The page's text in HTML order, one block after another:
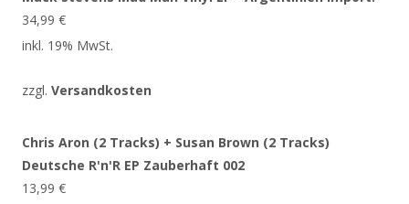
34,99 €
inkl. 19% MwSt.
zzgl. Versandkosten
Chris Aron (2 Tracks) + Susan Brown (2 Tracks)
Deutsche R'n'R EP Zauberhaft 002
13,99 €